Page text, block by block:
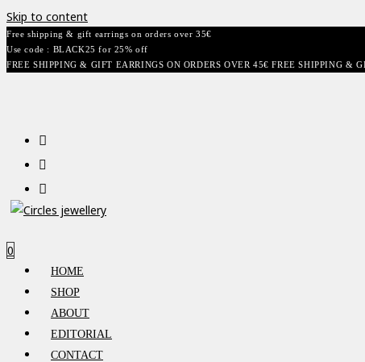
Skip to content
Free shipping & gift earrings on orders over 35€
Use code : BLACK25 for 25% off
FREE SHIPPING & GIFT EARRINGS ON ORDERS OVER 45€ FREE SHIPPING &
0
HOME
SHOP
ABOUT
EDITORIAL
CONTACT